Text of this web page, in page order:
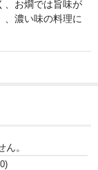
、お燗では旨味が
、濃い味の料理に
。